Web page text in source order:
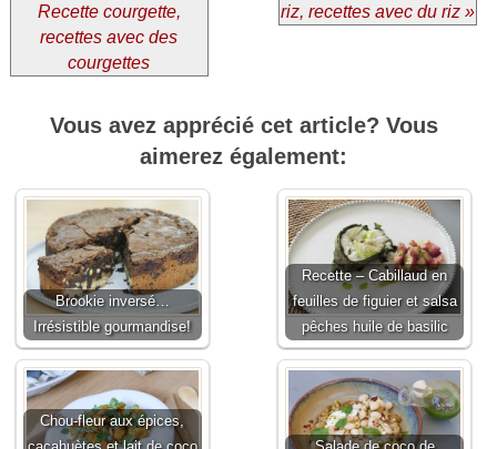
Recette courgette,
recettes avec des
courgettes
riz, recettes avec du riz »
Vous avez apprécié cet article? Vous
aimerez également:
Brookie inversé…
Irrésistible gourmandise!
Recette – Cabillaud en
feuilles de figuier et salsa
pêches huile de basilic
Chou-fleur aux épices,